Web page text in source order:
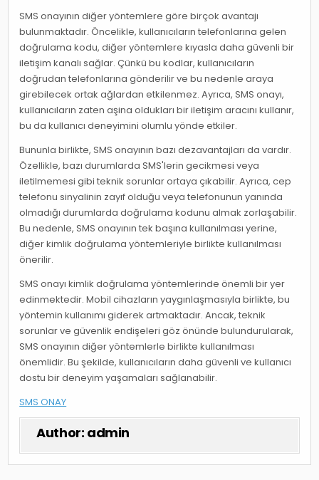
SMS onayının diğer yöntemlere göre birçok avantajı
bulunmaktadır. Öncelikle, kullanıcıların telefonlarına gelen
doğrulama kodu, diğer yöntemlere kıyasla daha güvenli bir
iletişim kanalı sağlar. Çünkü bu kodlar, kullanıcıların
doğrudan telefonlarına gönderilir ve bu nedenle araya
girebilecek ortak ağlardan etkilenmez. Ayrıca, SMS onayı,
kullanıcıların zaten aşina oldukları bir iletişim aracını kullanır,
bu da kullanıcı deneyimini olumlu yönde etkiler.
Bununla birlikte, SMS onayının bazı dezavantajları da vardır.
Özellikle, bazı durumlarda SMS'lerin gecikmesi veya
iletilmemesi gibi teknik sorunlar ortaya çıkabilir. Ayrıca, cep
telefonu sinyalinin zayıf olduğu veya telefonunun yanında
olmadığı durumlarda doğrulama kodunu almak zorlaşabilir.
Bu nedenle, SMS onayının tek başına kullanılması yerine,
diğer kimlik doğrulama yöntemleriyle birlikte kullanılması
önerilir.
SMS onayı kimlik doğrulama yöntemlerinde önemli bir yer
edinmektedir. Mobil cihazların yaygınlaşmasıyla birlikte, bu
yöntemin kullanımı giderek artmaktadır. Ancak, teknik
sorunlar ve güvenlik endişeleri göz önünde bulundurularak,
SMS onayının diğer yöntemlerle birlikte kullanılması
önemlidir. Bu şekilde, kullanıcıların daha güvenli ve kullanıcı
dostu bir deneyim yaşamaları sağlanabilir.
SMS ONAY
Author: admin